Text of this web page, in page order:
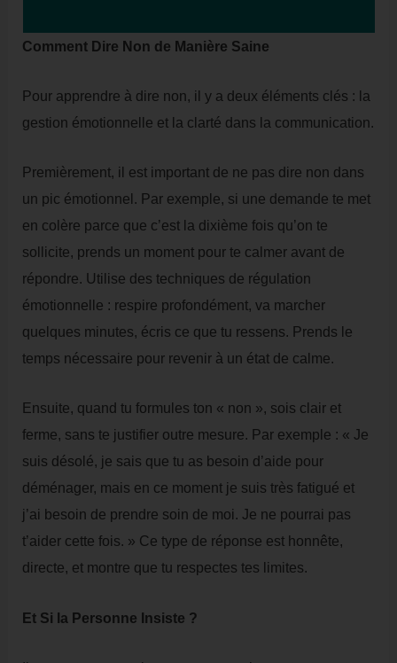
Comment Dire Non de Manière Saine
Pour apprendre à dire non, il y a deux éléments clés : la
gestion émotionnelle et la clarté dans la communication.
Premièrement, il est important de ne pas dire non dans
un pic émotionnel. Par exemple, si une demande te met
en colère parce que c’est la dixième fois qu’on te
sollicite, prends un moment pour te calmer avant de
répondre. Utilise des techniques de régulation
émotionnelle : respire profondément, va marcher
quelques minutes, écris ce que tu ressens. Prends le
temps nécessaire pour revenir à un état de calme.
Ensuite, quand tu formules ton « non », sois clair et
ferme, sans te justifier outre mesure. Par exemple : « Je
suis désolé, je sais que tu as besoin d’aide pour
déménager, mais en ce moment je suis très fatigué et
j’ai besoin de prendre soin de moi. Je ne pourrai pas
t’aider cette fois. » Ce type de réponse est honnête,
directe, et montre que tu respectes tes limites.
Et Si la Personne Insiste ?